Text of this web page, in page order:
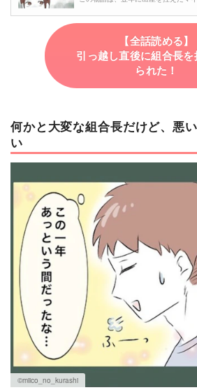
【全話読める】
引っ越し直後に組合長
られた！
何かと大変な組合長だけど、悪
い
©miico_no_kurashi